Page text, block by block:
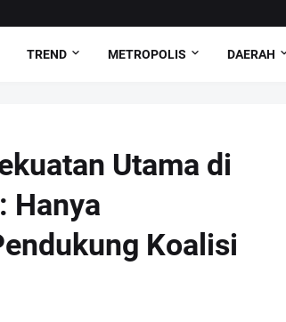
TREND METROPOLIS DAERAH
Utama di
Hanya
Koalisi